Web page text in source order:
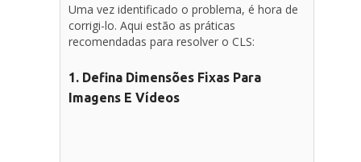
Uma vez identificado o problema, é hora de
corrigi-lo. Aqui estão as práticas
recomendadas para resolver o CLS:
1. Defina Dimensões Fixas Para
Imagens E Vídeos